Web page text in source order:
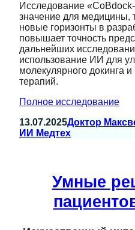
Исследование
значение для медицины,
новые горизонты в
повышает точность
дальнейших
использование ИИ для
молекулярного докинга
терапий.
Полное исследование
13.07.2025Доктор
ИИ Медтех
Умные